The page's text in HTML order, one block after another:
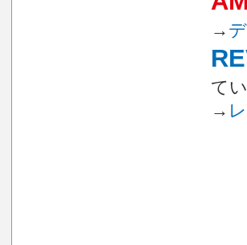
→
て
→